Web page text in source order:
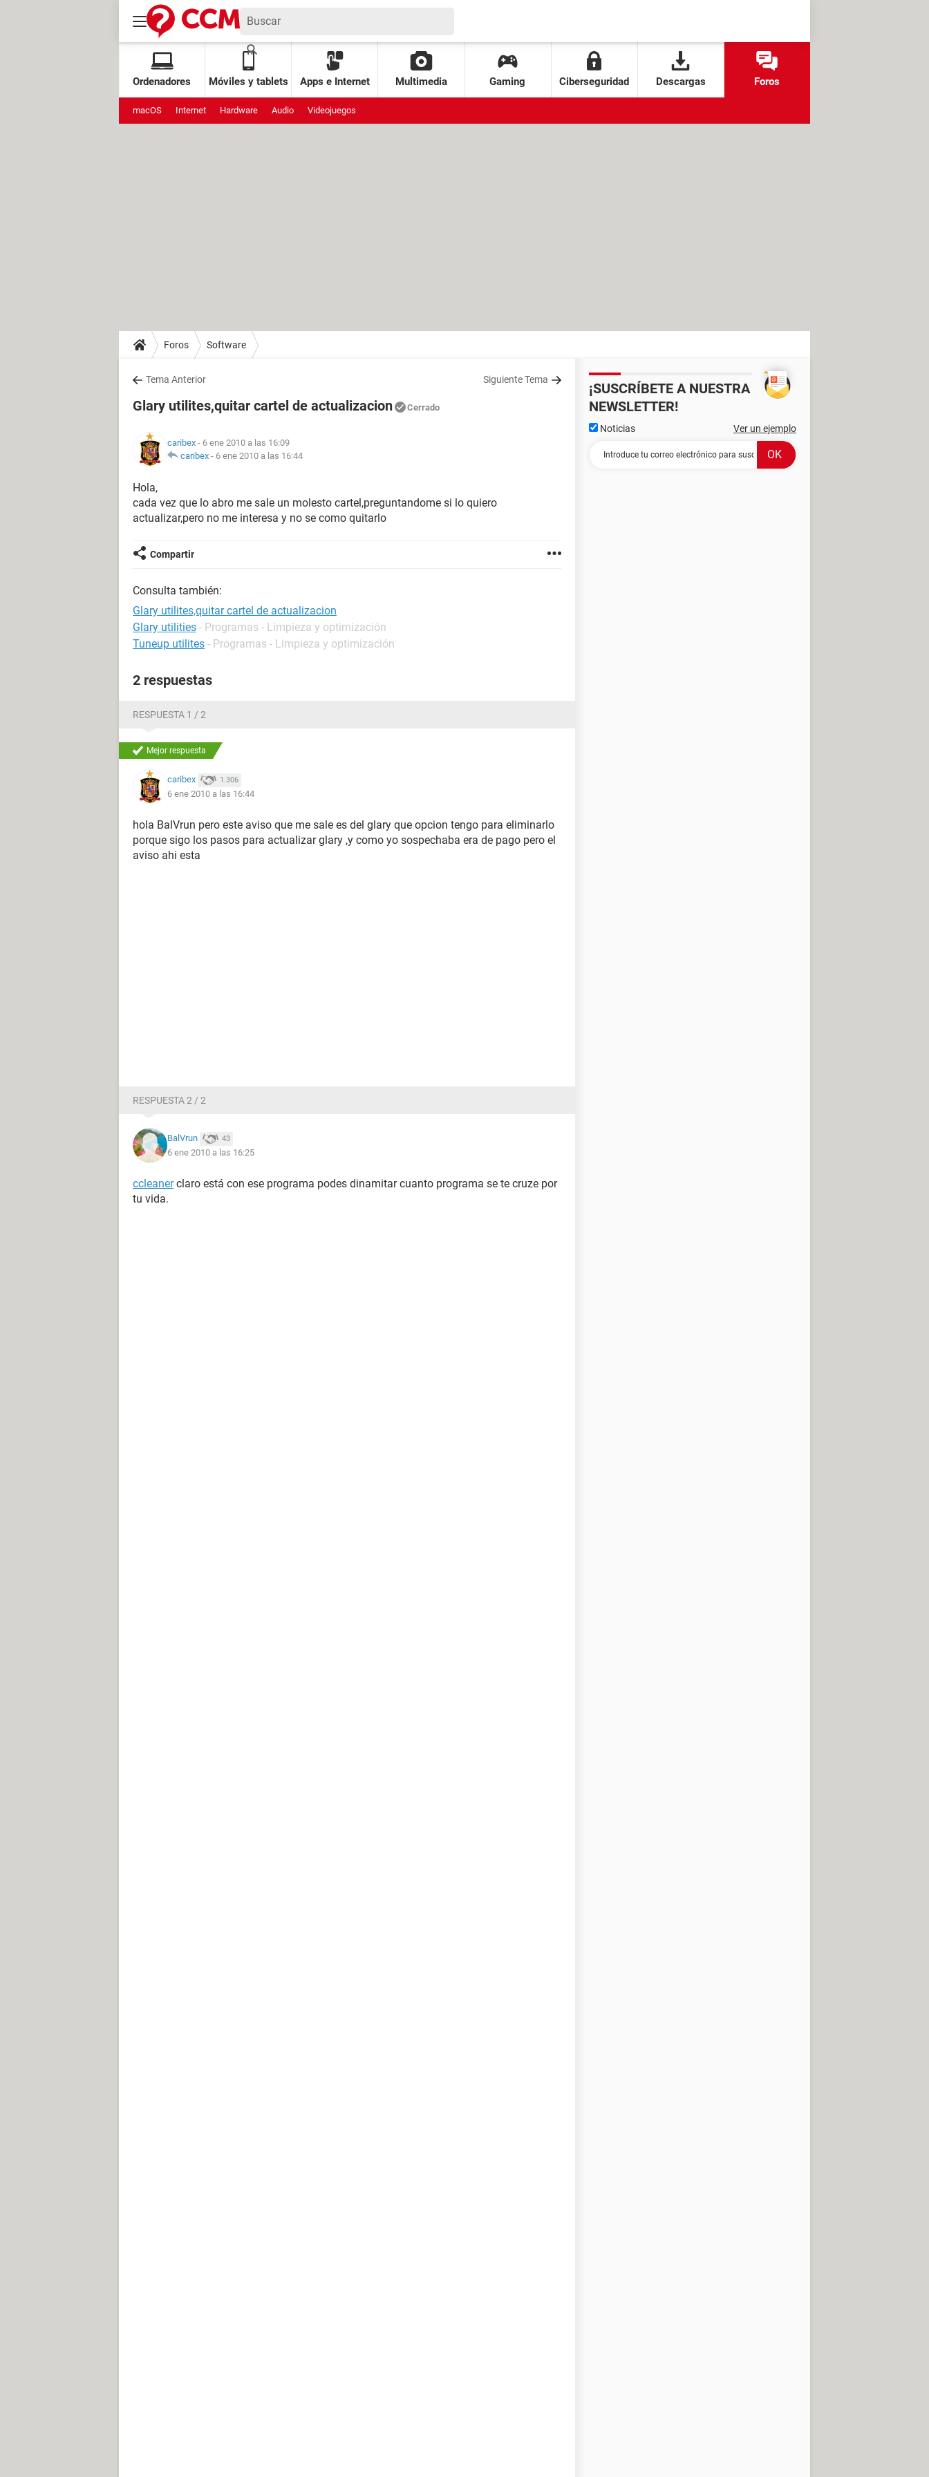
Ordenadores Móviles y tablets Apps e Internet Multimedia Gaming Ciberseguridad Descargas Foros
macOS Internet Hardware Audio Videojuegos
Foros Software
Tema Anterior Siguiente Tema
Glary utilites,quitar cartel de actualizacion Cerrado
caribex - 6 ene 2010 a las 16:09
caribex - 6 ene 2010 a las 16:44
Hola,
cada vez que lo abro me sale un molesto cartel,preguntandome si lo quiero
actualizar,pero no me interesa y no se como quitarlo
Compartir
Consulta también:
Glary utilites,quitar cartel de actualizacion
Glary utilities - Programas - Limpieza y optimización
Tuneup utilites - Programas - Limpieza y optimización
2 respuestas
RESPUESTA 1 / 2
Mejor respuesta
caribex 1.306
6 ene 2010 a las 16:44
hola BalVrun pero este aviso que me sale es del glary que opcion tengo para eliminarlo
porque sigo los pasos para actualizar glary ,y como yo sospechaba era de pago pero el
aviso ahi esta
RESPUESTA 2 / 2
BalVrun 43
6 ene 2010 a las 16:25
ccleanerclaro está con ese programa podes dinamitar cuanto programa se te cruze por
tu vida.
¡SUSCRÍBETE A NUESTRA
NEWSLETTER!
Noticias Ver un ejemplo